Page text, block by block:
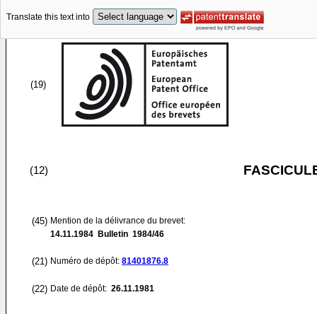
Translate this text into
(19)
(12)
(45) Mention de la délivrance du brevet:
14.11.1984 Bulletin 1984/46
(21) Numéro de dépôt: 81401876.8
(22) Date de dépôt: 26.11.1981